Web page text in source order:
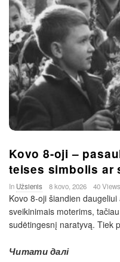
Kovo 8-oji –
teises simbolis ar
In Užsienis 8 kovo, 2026 40 Views
Kovo 8-oji šiandien
sveikinimais moterims,
sudėtingesnį naratyvą. Tiek
Читати далі